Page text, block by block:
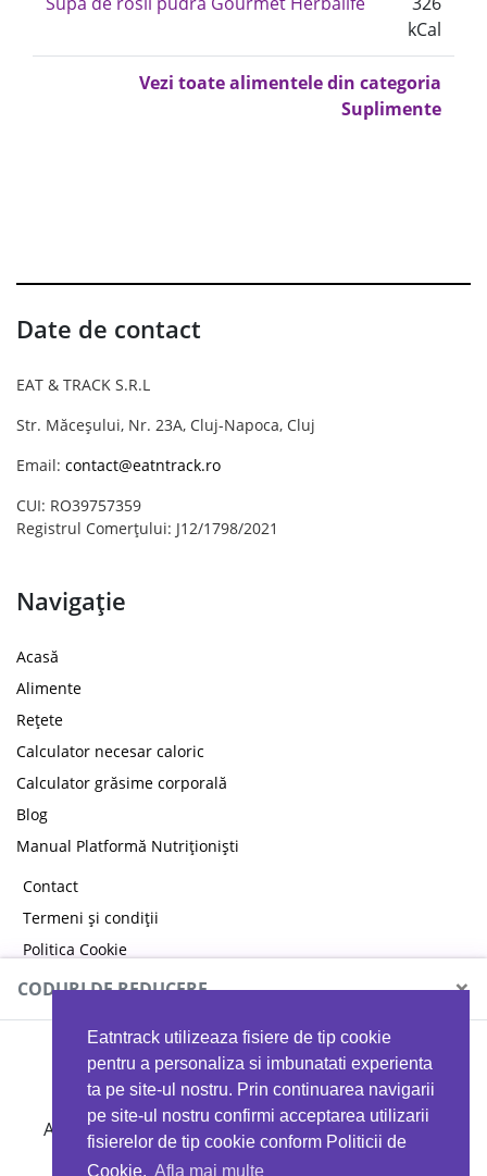
Eatntrack utilizeaza fisiere de tip cookie
pentru a personaliza si imbunatati experienta
ta pe site-ul nostru. Prin continuarea navigarii
pe site-ul nostru confirmi acceptarea utilizarii
fisierelor de tip cookie conform Politicii de
Cookie. Afla mai multe
kCal
Vezi toate alimentele din categoria
Suplimente
Date de contact
EAT & TRACK S.R.L
Str. Măceșului, Nr. 23A, Cluj-Napoca, Cluj
Email: contact@eatntrack.ro
CUI: RO39757359
Registrul Comerțului: J12/1798/2021
Navigație
Acasă
Alimente
Rețete
Calculator necesar caloric
Calculator grăsime corporală
Blog
Manual Platformă Nutriționiști
Contact
Termeni și condiții
Politica Cookie
Politica de confidențialitate
CODURI DE REDUCERE ×
MYPROTEIN
Ai 40%reducere la orice comandă folosind codul
EATTRACK